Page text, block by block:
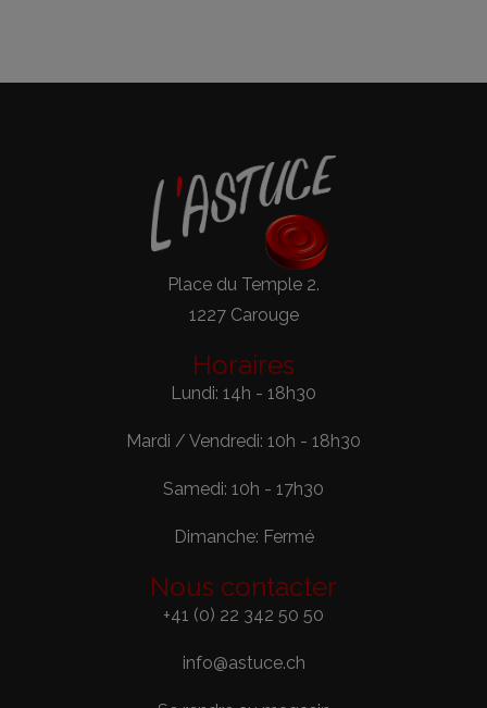
Place du Temple 2.
1227 Carouge
Horaires
Lundi: 14h - 18h30
Mardi / Vendredi: 10h - 18h30
Samedi: 10h - 17h30
Dimanche: Fermé
Nous contacter
+41 (0) 22 342 50 50
info@astuce.ch